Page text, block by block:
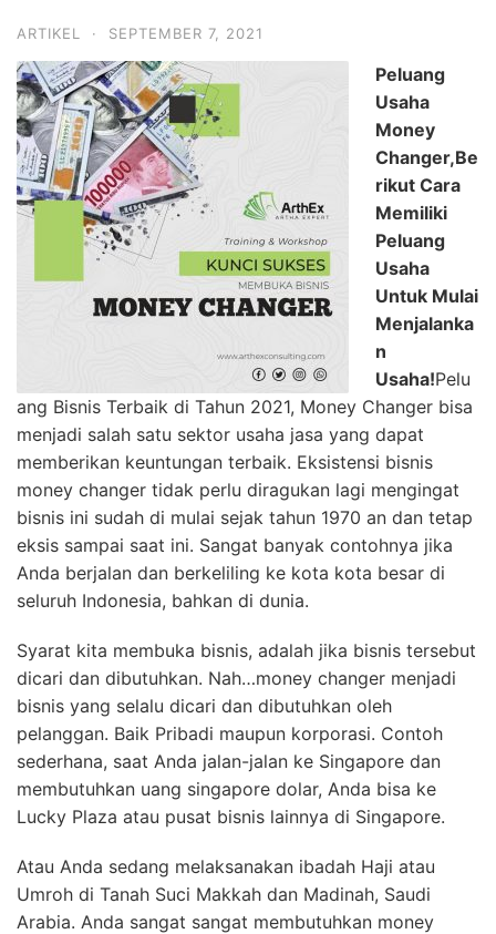
ARTIKEL · SEPTEMBER 7, 2021
Peluang
Usaha
Money
Changer,Be
rikut Cara
Memiliki
Peluang
Usaha
Untuk Mulai
Menjalanka
n
Usaha!Pelu
ang Bisnis Terbaik di Tahun 2021, Money Changer bisa
menjadi salah satu sektor usaha jasa yang dapat
memberikan keuntungan terbaik. Eksistensi bisnis
money changer tidak perlu diragukan lagi mengingat
bisnis ini sudah di mulai sejak tahun 1970 an dan tetap
eksis sampai saat ini. Sangat banyak contohnya jika
Anda berjalan dan berkeliling ke kota kota besar di
seluruh Indonesia, bahkan di dunia.
Syarat kita membuka bisnis, adalah jika bisnis tersebut
dicari dan dibutuhkan. Nah…money changer menjadi
bisnis yang selalu dicari dan dibutuhkan oleh
pelanggan. Baik Pribadi maupun korporasi. Contoh
sederhana, saat Anda jalan-jalan ke Singapore dan
membutuhkan uang singapore dolar, Anda bisa ke
Lucky Plaza atau pusat bisnis lainnya di Singapore.
Atau Anda sedang melaksanakan ibadah Haji atau
Umroh di Tanah Suci Makkah dan Madinah, Saudi
Arabia. Anda sangat sangat membutuhkan money